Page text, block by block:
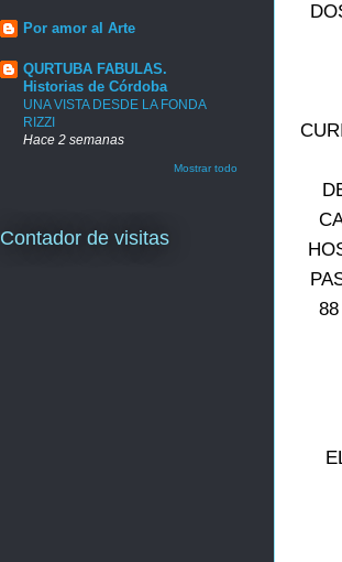
Por amor al Arte
QURTUBA FABULAS.
Historias de Córdoba
UNA VISTA DESDE LA FONDA
RIZZI
Hace 2 semanas
Mostrar todo
Contador de visitas